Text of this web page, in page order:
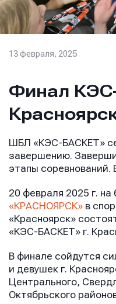
13 февраля, 2025
Финал
ШБЛ «КЭС-БАСКЕТ»
завершению.
этапы соревнований.
20 февраля 2025 г. на
«КРАСНОЯРСК» в
«Красноярск»
«КЭС-БАСКЕТ» г.
В финале сойдутся
и девушек г.
Центрального,
Октябрьского